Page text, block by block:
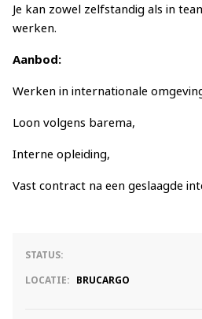
Je kan zowel zelfstandig als in
werken.
Aanbod:
Werken in internationale
Loon volgens barema,
Interne opleiding,
Vast contract na een geslaagde
STATUS:
LOCATIE: BRUCARGO